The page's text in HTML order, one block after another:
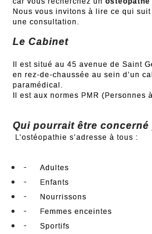
Nous vous invitons à lire ce qui
une consultation.
Le Cabinet
Il est situé au 45 avenue de Saint
en rez-de-chaussée au sein d’un
paramédical.
Il est aux normes PMR (Personnes
Qui pourrait être
L’ostéopathie s’adresse à tous :
- Adultes
- Enfants
- Nourrissons
- Femmes enceintes
- Sportifs